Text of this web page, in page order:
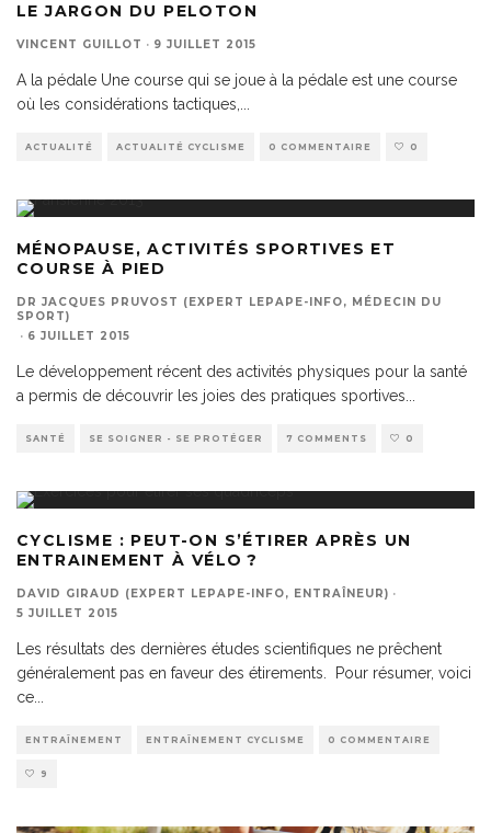
LE JARGON DU PELOTON
VINCENT GUILLOT · 9 JUILLET 2015
A la pédale Une course qui se joue à la pédale est une course
où les considérations tactiques,...
ACTUALITÉ ACTUALITÉ CYCLISME 0 COMMENTAIRE 0
MÉNOPAUSE, ACTIVITÉS SPORTIVES ET
COURSE À PIED
DR JACQUES PRUVOST (EXPERT LEPAPE-INFO, MÉDECIN DU
SPORT)
· 6 JUILLET 2015
Le développement récent des activités physiques pour la santé
a permis de découvrir les joies des pratiques sportives...
SANTÉ SE SOIGNER - SE PROTÉGER 7 COMMENTS 0
CYCLISME : PEUT-ON S’ÉTIRER APRÈS UN
ENTRAINEMENT À VÉLO ?
DAVID GIRAUD (EXPERT LEPAPE-INFO, ENTRAÎNEUR) ·
5 JUILLET 2015
Les résultats des dernières études scientifiques ne prêchent
généralement pas en faveur des étirements. Pour résumer, voici
ce...
ENTRAÎNEMENT ENTRAÎNEMENT CYCLISME 0 COMMENTAIRE
9